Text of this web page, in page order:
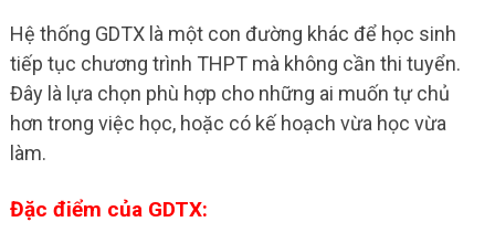
Hệ thống GDTX là một con đường khác để học sinh
tiếp tục chương trình THPT mà không cần thi tuyển.
Đây là lựa chọn phù hợp cho những ai muốn tự chủ
hơn trong việc học, hoặc có kế hoạch vừa học vừa
làm.
Đặc điểm của GDTX: